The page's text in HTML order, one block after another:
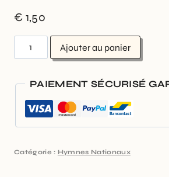
€ 1,50
Ajouter au panier
PAIEMENT SÉCURISÉ
Catégorie : Hymnes Nationaux